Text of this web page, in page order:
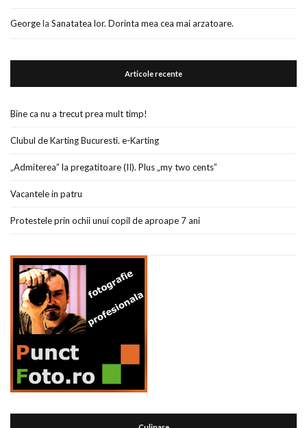
Georgela Sanatatea lor. Dorinta mea cea mai arzatoare.
Articole recente
Bine ca nu a trecut prea mult timp!
Clubul de Karting Bucuresti. e-Karting
„Admiterea” la pregatitoare (II). Plus „my two cents”
Vacantele in patru
Protestele prin ochii unui copil de aproape 7 ani